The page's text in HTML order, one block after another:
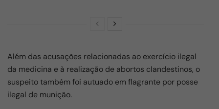
Além das acusações relacionadas ao exercício ilegal
da medicina e à realização de abortos clandestinos, o
suspeito também foi autuado em flagrante por posse
ilegal de munição.